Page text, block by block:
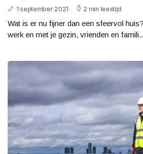
1 september 2021 2 min leestijd
Wat is er nu fijner dan een sfeervol
werk en met je gezin, vrienden en